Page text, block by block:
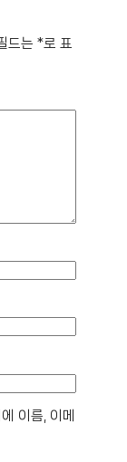
드는 *로 표
이름, 이메